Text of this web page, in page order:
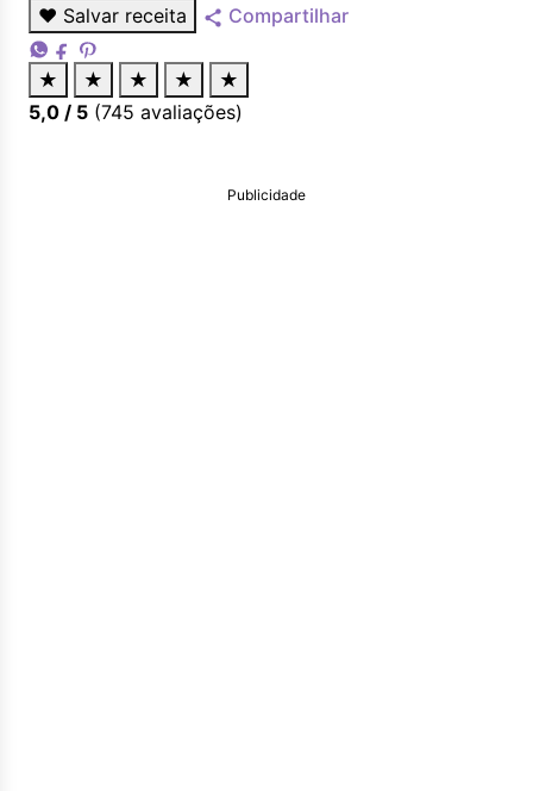
♥ Salvar receita Compartilhar
★ ★ ★ ★
★
5,0 / 5 (745 avaliações)
Publicidade